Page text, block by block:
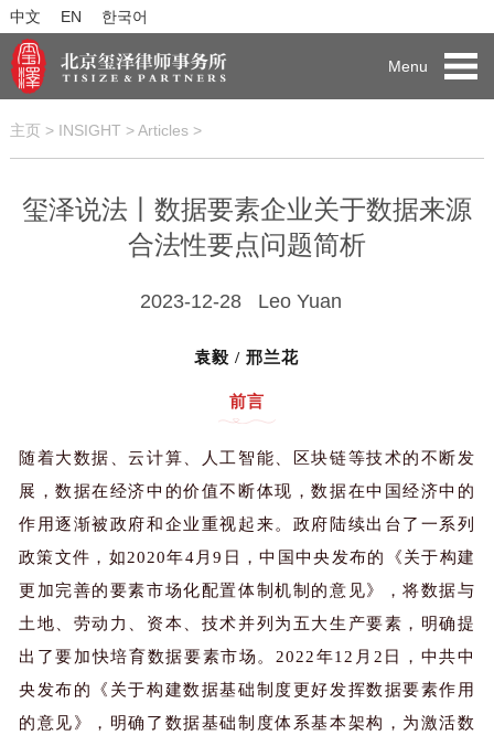
中文 EN 한국어
Menu
主页 > INSIGHT >Articles>
玺泽说法丨数据要素企业关于数据来源
合法性要点问题简析
2023-12-28 Leo Yuan
袁毅 / 邢兰花
前言
随着大数据、云计算、人工智能、区块链等技术的不断发
展，数据在经济中的价值不断体现，数据在中国经济中的
作用逐渐被政府和企业重视起来。政府陆续出台了一系列
政策文件，如2020年4月9日，中国中央发布的《关于构建
更加完善的要素市场化配置体制机制的意见》，将数据与
土地、劳动力、资本、技术并列为五大生产要素，明确提
出了要加快培育数据要素市场。2022年12月2日，中共中
央发布的《关于构建数据基础制度更好发挥数据要素作用
的意见》，明确了数据基础制度体系基本架构，为激活数